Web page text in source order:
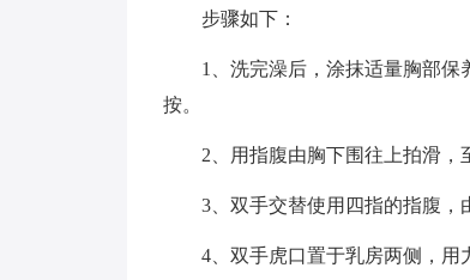
步骤如下：
1、洗完澡后，涂抹适量胸部
按。
2、用指腹由胸下围往上拍滑，
3、双手交替使用四指的指腹，
4、双手虎口置于乳房两侧，用